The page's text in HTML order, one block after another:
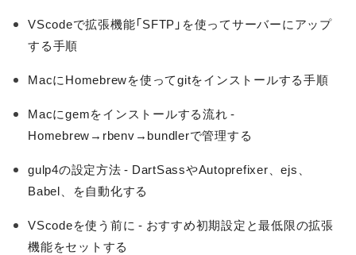
VScodeで拡張機能「SFTP」を使ってサーバーにアップ
する手順
MacにHomebrewを使ってgitをインストールする手順
Macにgemをインストールする流れ -
Homebrew→rbenv→bundlerで管理する
gulp4の設定方法 - DartSassやAutoprefixer、ejs、
Babel、を自動化する
VScodeを使う前に - おすすめ初期設定と最低限の拡張
機能をセットする